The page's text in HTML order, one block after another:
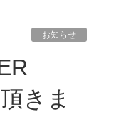
お知らせ
きま